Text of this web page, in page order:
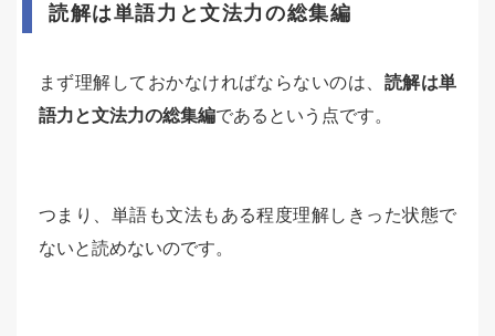
読解は単語力と文法力の総集編
まず理解しておかなければならないのは、 読解は単
語力と文法力の総集編であるという点です。
つまり、単語も文法もある程度理解しきった状態で
ないと読めないのです。